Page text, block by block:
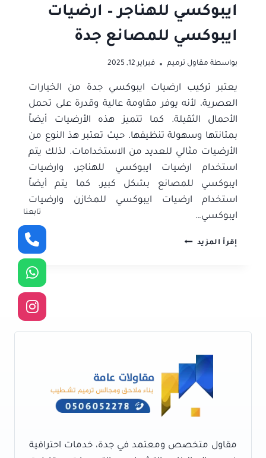
ايبوكسي للهناجر – ارضيات
ايبوكسي للمصانع جدة
بواسطة مقاول ترميم فبراير 12, 2025
يعتبر تركيب ارضيات ايبوكسي جدة من الخيارات
العصرية، لأنه يوفر مقاومة عالية وقدرة على تحمل
الأحمال الثقيلة. كما تتميز هذه الأرضيات أيضاً
بمتانتها وسهولة تنظيفها. حيث تعتبر هذ النوع من
الأرضيات مثالي للعديد من الاستخدامات. لذلك يتم
استخدام ارضيات ايبوكسي للهناجر، وارضيات
ايبوكسي للمصانع بشكل كبير. كما يتم أيضاً
استخدام ارضيات ايبوكسي للمخازن وارضيات
ايبوكسي…
إقرأ المزيد ارضيات
ايبوكسي
للمصانع
جدة
مقاول متخصص ومعتمد في جدة، خدمات احترافية
تابعنا